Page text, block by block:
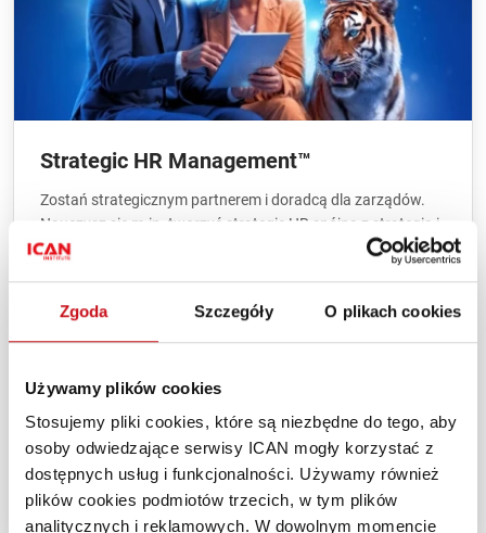
Zgoda Szczegóły O plikach cookies
Używamy plików cookies
Stosujemy pliki cookies, które są niezbędne do tego, aby
osoby odwiedzające serwisy ICAN mogły korzystać z
dostępnych usług i funkcjonalności. Używamy również
plików cookies podmiotów trzecich, w tym plików
analitycznych i reklamowych. W dowolnym momencie
Strategic HR Management™
Zostań strategicznym partnerem i doradcą dla zarządów.
Nauczysz się m.in. tworzyć strategię HR spójną z strategią i
celami firmy, uzasadniać biznesowo inicjatywy HR,
rekrutować talenty oraz rozwijać swoją markę osobistą i
Cena: 18999,00 zł netto
Czas trwania:
Stacjonarnie